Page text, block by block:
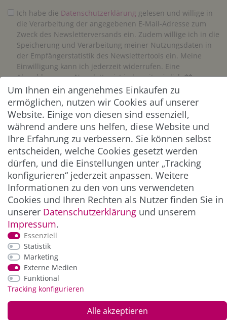
Ich habe die Daten­schutz­erklärung gelesen und willige in
die Verarbeitung der angegebenen E-Mail-Adresse zum
Zweck des Newsletterversands ein. Zudem willige ich in die
Speicherung und Verarbeitung meiner Nutzungsdaten in
der Empfängerstatistik des Newslettertools ein. Meine
Einwilligung kann ich jederzeit widerrufen. Eine
Abmeldung vom Newsletter ist jederzeit möglich.**
Abonnieren
** Hierbei handelt es sich um ein Pflichtfeld.
ZAHLUNG & VERSAND
*Alle Preise inkl. der gesetzl. MwSt. zzgl.
und Versandkosten
Um Ihnen ein angenehmes Einkaufen zu
ermöglichen, nutzen wir Cookies auf unserer
Website. Einige von diesen sind essenziell,
während andere uns helfen, diese Website und
Ihre Erfahrung zu verbessern. Sie können selbst
entscheiden, welche Cookies gesetzt werden
dürfen, und die Einstellungen unter „Tracking
konfigurieren“ jederzeit anpassen. Weitere
Informationen zu den von uns verwendeten
Cookies und Ihren Rechten als Nutzer finden Sie in
unserer Daten­schutz­erklärung und unserem
Impressum.
Essenziell
Statistik
Marketing
Externe Medien
Funktional
Tracking konfigurieren
Alle akzeptieren
© Copyright 2026 Alle Rechte vorbehalten. |